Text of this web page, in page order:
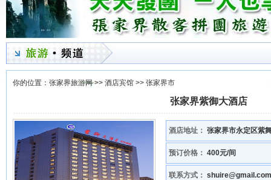
你的位置： 张家界旅游网>> 酒店宾馆 >> 张家界市
张家界紫御大酒店
酒店地址： 张家界市永定区紫
预订价格： 400元/间
联系方式：